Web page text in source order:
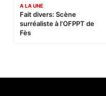
A LA UNE
Fait divers: Scène
surréaliste à l’OFPPT de
Fès